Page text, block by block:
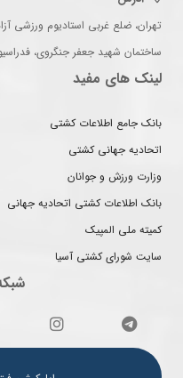
تهران، ضلع غربی استادیوم ورزشی
ساختمان شهید جعفر جنگروی،
لینک های مفید
بانک جامع اطلاعات کشتی
اتحادیه جهانی کشتی
وزارت ورزش و جوانان
بانک اطلاعات کشتی اتحادیه جهانی
کمیته ملی المپیک
سایت شورای کشتی آسیا